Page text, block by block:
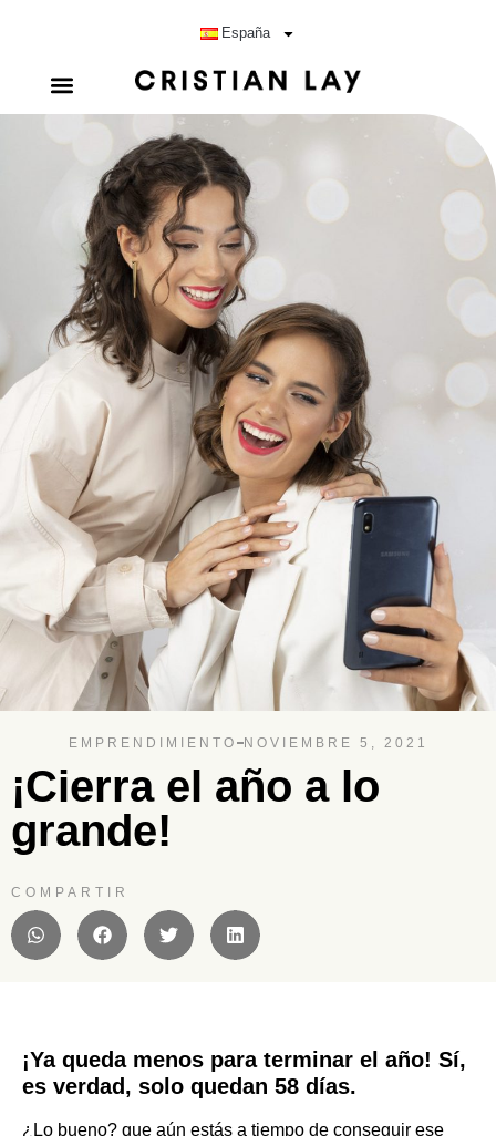
España
EMPRENDIMIENTO NOVIEMBRE 5, 2021
¡Cierra el año a lo
grande!
COMPARTIR
¡Ya queda menos para terminar el año! Sí,
es verdad, solo quedan 58 días.
¿Lo bueno? que aún estás a tiempo de conseguir ese